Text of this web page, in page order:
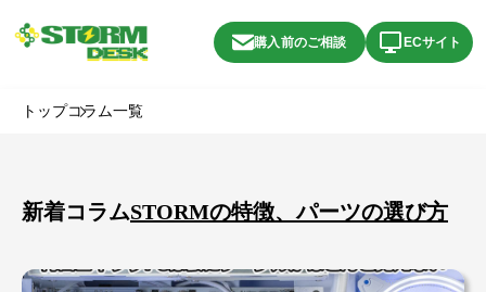
購入前のご相談 ECサイト
トップコラム一覧
新着コラムSTORMの特徴、パーツの選び方